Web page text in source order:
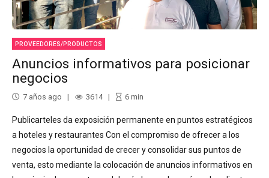
PROVEEDORES/PRODUCTOS
Anuncios informativos para posicionar
negocios
7 años ago 3614 6min
Publicarteles da exposición permanente en puntos estratégicos
a hoteles y restaurantes Con el compromiso de ofrecer a los
negocios la oportunidad de crecer y consolidar sus puntos de
venta, esto mediante la colocación de anuncios informativos en